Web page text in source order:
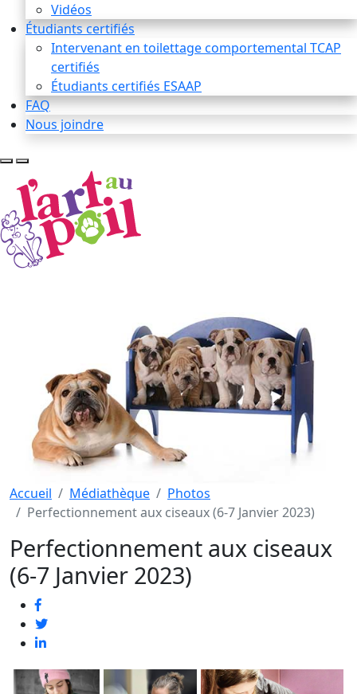
Vidéos
Étudiants certifiés
Intervenant en toilettage comportemental TCAP
certifiés
Étudiants certifiés ESAAP
FAQ
Nous joindre
Accueil Médiathèque
Photos
Perfectionnement aux ciseaux (6-7 Janvier 2023)
Perfectionnement aux ciseaux
(6-7 Janvier 2023)